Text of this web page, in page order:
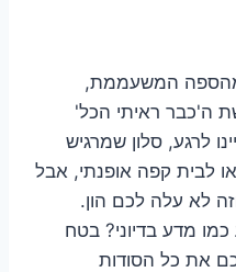
מהספה המשעממת,
ה'כבר ראיתי הכל'
לרגע, סלון שמרגיש
לבית קפה אופנתי, אבל
לא עלה לכם הון.
מדע בדיוני? בטח
את כל הסודות